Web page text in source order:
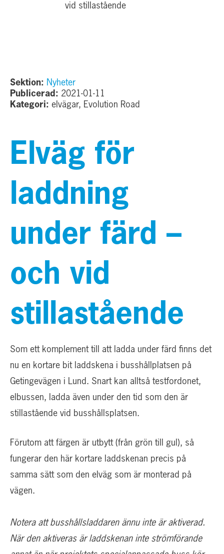
vid stillastående
Sektion: Nyheter
Publicerad: 2021-01-11
Kategori: elvägar, Evolution Road
Elväg för
laddning
under färd –
och vid
stillastående
Som ett komplement till att ladda under färd finns det
nu en kortare bit laddskena i busshållplatsen på
Getingevägen i Lund. Snart kan alltså testfordonet,
elbussen, ladda även under den tid som den är
stillastående vid busshållsplatsen.
Förutom att färgen är utbytt (från grön till gul), så
fungerar den här kortare laddskenan precis på
samma sätt som den elväg som är monterad på
vägen.
Notera att busshållsladdaren ännu inte är aktiverad.
När den aktiveras är laddskenan inte strömförande